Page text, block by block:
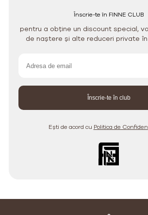
Înscrie-te în FINNE CLUB
pentru a obține un discount special,
de naștere și alte reduceri private în
Ești de acord cu Politica de